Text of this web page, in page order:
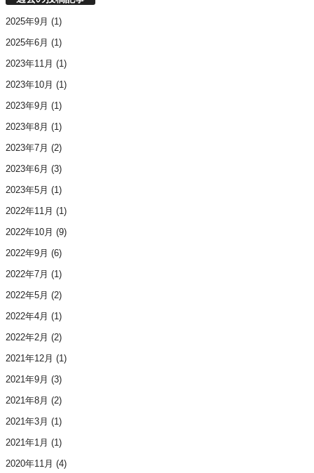
2025年9月 (1)
2025年6月 (1)
2023年11月 (1)
2023年10月 (1)
2023年9月 (1)
2023年8月 (1)
2023年7月 (2)
2023年6月 (3)
2023年5月 (1)
2022年11月 (1)
2022年10月 (9)
2022年9月 (6)
2022年7月 (1)
2022年5月 (2)
2022年4月 (1)
2022年2月 (2)
2021年12月 (1)
2021年9月 (3)
2021年8月 (2)
2021年3月 (1)
2021年1月 (1)
2020年11月 (4)